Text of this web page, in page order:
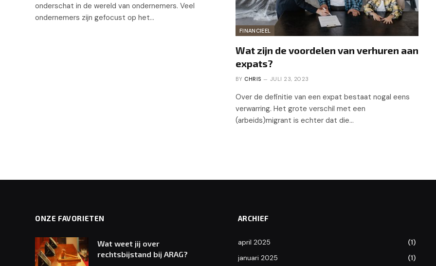
onderschat in de wereld van ondernemers. Veel
ondernemers zijn gefocust op het…
FINANCIEEL
Wat zijn de voordelen van verhuren aan
expats?
BY CHRIS JULI 23, 2023
Over de definitie van een expat bestaat nogal eens
verwarring. Het grote verschil met een
(arbeids)migrant is echter dat die…
ONZE FAVORIETEN
Wat weet jij over
rechtsbijstand bij ARAG?
ARCHIEF
april 2025
(1)
januari 2025
(1)